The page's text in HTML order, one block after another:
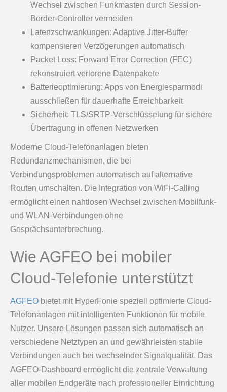
Wechsel zwischen Funkmasten durch Session-
Border-Controller vermeiden
Latenzschwankungen: Adaptive Jitter-Buffer
kompensieren Verzögerungen automatisch
Packet Loss: Forward Error Correction (FEC)
rekonstruiert verlorene Datenpakete
Batterieoptimierung: Apps von Energiesparmodi
ausschließen für dauerhafte Erreichbarkeit
Sicherheit: TLS/SRTP-Verschlüsselung für sichere
Übertragung in offenen Netzwerken
Moderne Cloud-Telefonanlagen bieten
Redundanzmechanismen, die bei
Verbindungsproblemen automatisch auf alternative
Routen umschalten. Die Integration von WiFi-Calling
ermöglicht einen nahtlosen Wechsel zwischen Mobilfunk-
und WLAN-Verbindungen ohne
Gesprächsunterbrechung.
Wie AGFEO bei mobiler
Cloud-Telefonie unterstützt
AGFEO bietet mit HyperFonie speziell optimierte Cloud-
Telefonanlagen mit intelligenten Funktionen für mobile
Nutzer. Unsere Lösungen passen sich automatisch an
verschiedene Netztypen an und gewährleisten stabile
Verbindungen auch bei wechselnder Signalqualität. Das
AGFEO-Dashboard ermöglicht die zentrale Verwaltung
aller mobilen Endgeräte nach professioneller Einrichtung